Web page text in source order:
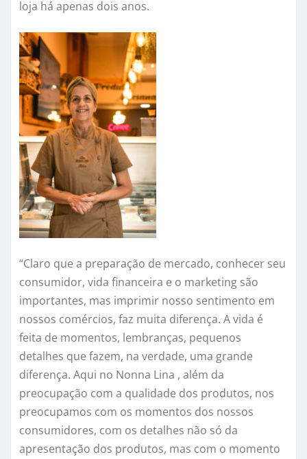
loja há apenas dois anos.
“Claro que a preparação de mercado, conhecer seu
consumidor, vida financeira e o marketing são
importantes, mas imprimir nosso sentimento em
nossos comércios, faz muita diferença. A vida é
feita de momentos, lembranças, pequenos
detalhes que fazem, na verdade, uma grande
diferença. Aqui no Nonna Lina , além da
preocupação com a qualidade dos produtos, nos
preocupamos com os momentos dos nossos
consumidores, com os detalhes não só da
apresentação dos produtos, mas com o momento